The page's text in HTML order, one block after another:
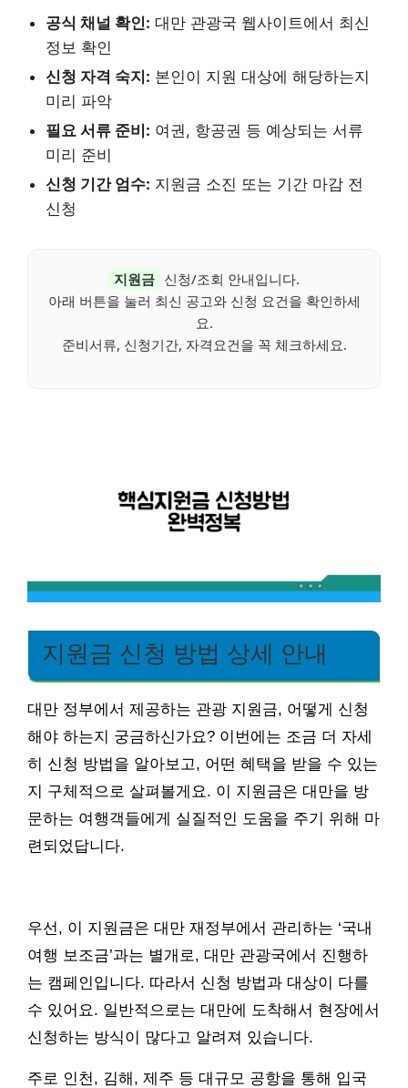
공식 채널 확인: 대만 관광국 웹사이트에서 최신
정보 확인
신청 자격 숙지: 본인이 지원 대상에 해당하는지
미리 파악
필요 서류 준비: 여권, 항공권 등 예상되는 서류
미리 준비
신청 기간 엄수: 지원금 소진 또는 기간 마감 전
신청
지원금 신청/조회 안내입니다.
아래 버튼을 눌러 최신 공고와 신청 요건을 확인하세
요.
준비서류, 신청기간, 자격요건을 꼭 체크하세요.
지원금 신청 방법 상세 안내
대만 정부에서 제공하는 관광 지원금, 어떻게 신청
해야 하는지 궁금하신가요? 이번에는 조금 더 자세
히 신청 방법을 알아보고, 어떤 혜택을 받을 수 있는
지 구체적으로 살펴볼게요. 이 지원금은 대만을 방
문하는 여행객들에게 실질적인 도움을 주기 위해 마
련되었답니다.
우선, 이 지원금은 대만 재정부에서 관리하는 ‘국내
여행 보조금’과는 별개로, 대만 관광국에서 진행하
는 캠페인입니다. 따라서 신청 방법과 대상이 다를
수 있어요. 일반적으로는 대만에 도착해서 현장에서
신청하는 방식이 많다고 알려져 있습니다.
주로 인천, 김해, 제주 등 대규모 공항을 통해 입국